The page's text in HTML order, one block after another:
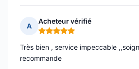
A
Acheteur vérifié
Note : 5 sur 5
Très bien , service impeccable
recommande